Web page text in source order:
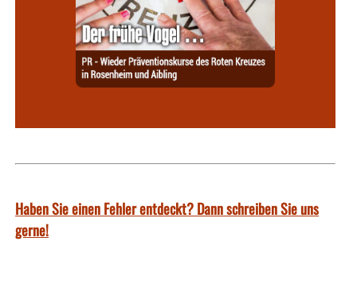
Haben Sie einen Fehler entdeckt? Dann schreiben Sie uns
gerne!